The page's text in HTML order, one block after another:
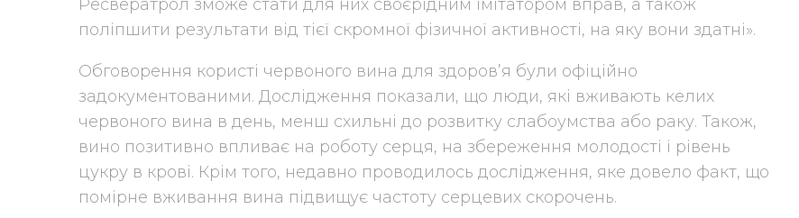
Ресвератрол зможе стати для них своєрідним імітатором вправ, а також
поліпшити результати від тієї скромної фізичної активності, на яку вони здатні».
Обговорення користі червоного вина для здоров’я були офіційно
задокументованими. Дослідження показали, що люди, які вживають келих
червоного вина в день, менш схильні до розвитку слабоумства або раку. Також,
вино позитивно впливає на роботу серця, на збереження молодості і рівень
цукру в крові. Крім того, недавно проводилось дослідження, яке довело факт, що
помірне вживання вина підвищує частоту серцевих скорочень.